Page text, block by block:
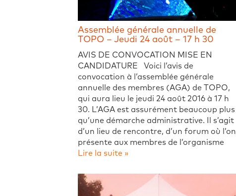
Assemblée générale annuelle de
TOPO – Jeudi 24 août – 17 h 30
AVIS DE CONVOCATION MISE EN
CANDIDATURE Voici l’avis de
convocation à l’assemblée générale
annuelle des membres (AGA) de TOPO,
qui aura lieu le jeudi 24 août 2016 à 17 h
30. L’AGA est assurément beaucoup plus
qu’une démarche administrative. Il s’agit
d’un lieu de rencontre, d’un forum où l’on
présente aux membres de l’organisme
Lire la suite »